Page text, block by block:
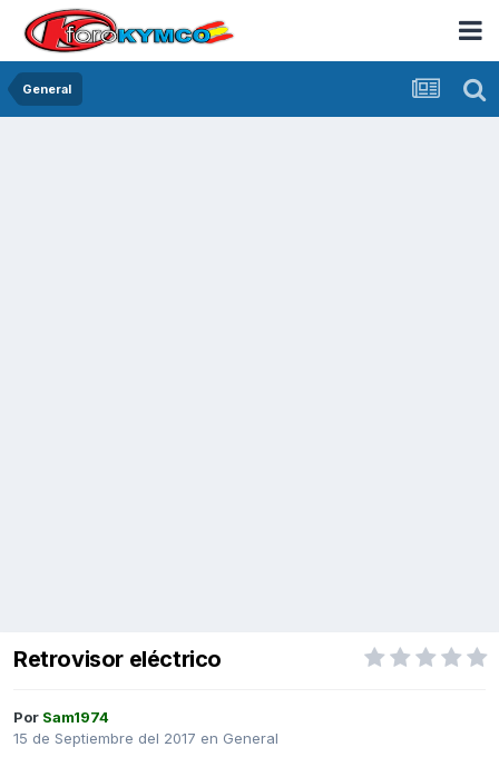
General
Retrovisor eléctrico
Por Sam1974
15 de Septiembre del 2017 en General